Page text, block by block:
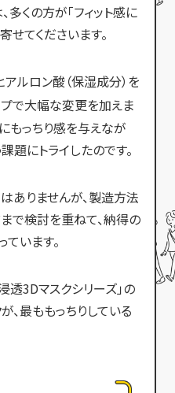
くの方が「フィット感に
せてくださいます。
ルロン酸（保湿成分）を
で大幅な変更を加えま
もっちり感を与えなが
題にトライしたのです。
ありませんが、製造方法
で検討を重ねて、納得の
います。
3Dマスクシリーズ」の
、最ももっちりしている